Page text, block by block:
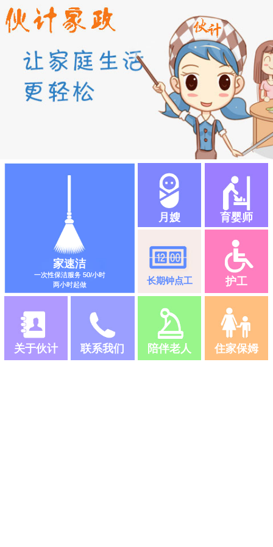
家速洁
一次性保洁服务 50/小时
两小时起做
月嫂 育婴师
长期钟点工 护工
关于伙计 联系我们 陪伴老人 住家保姆